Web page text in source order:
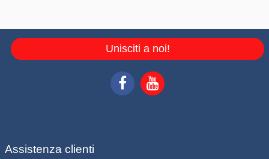
Unisciti a noi!
Assistenza clienti